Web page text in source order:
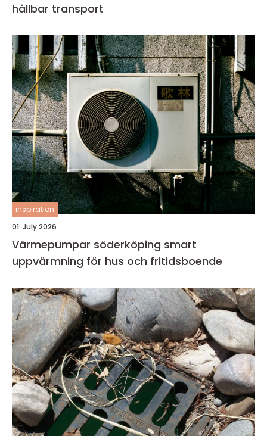
hållbar transport
inspiration
01. July 2026
Värmepumpar söderköping smart
uppvärmning för hus och fritidsboende